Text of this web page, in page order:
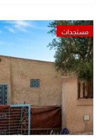
مستجدات